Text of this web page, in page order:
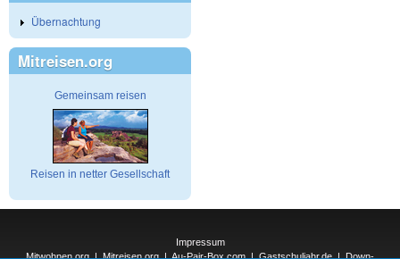
Übernachtung
Mitreisen.org
Gemeinsam reisen
Reisen in netter Gesellschaft
Impressum
Mitwohnen.org|Mitreisen.org|Au-Pair-Box.com|Gastschuljahr.de|Down-